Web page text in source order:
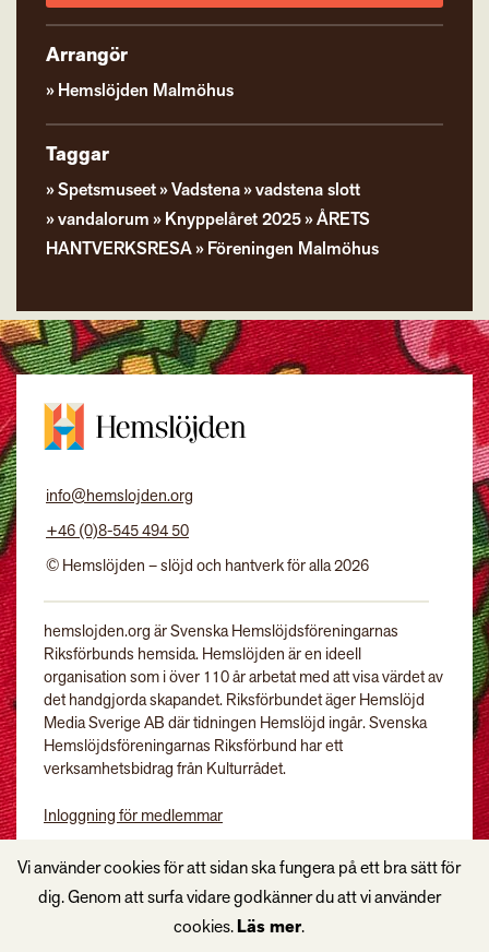
Arrangör
Hemslöjden Malmöhus
Taggar
Spetsmuseet Vadstena
vadstena slott
vandalorum
Knyppelåret 2025
ÅRETS
HANTVERKSRESA
Föreningen Malmöhus
info@hemslojden.org
+46 (0)8-545 494 50
© Hemslöjden – slöjd och hantverk för alla 2026
hemslojden.org är Svenska Hemslöjdsföreningarnas
Riksförbunds hemsida. Hemslöjden är en ideell
organisation som i över 110 år arbetat med att visa värdet av
det handgjorda skapandet. Riksförbundet äger Hemslöjd
Media Sverige AB där tidningen Hemslöjd ingår. Svenska
Hemslöjdsföreningarnas Riksförbund har ett
verksamhetsbidrag från Kulturrådet.
Inloggning för medlemmar
Vi använder cookies för att sidan ska fungera på ett bra sätt för
dig. Genom att surfa vidare godkänner du att vi använder
cookies.Läs mer.